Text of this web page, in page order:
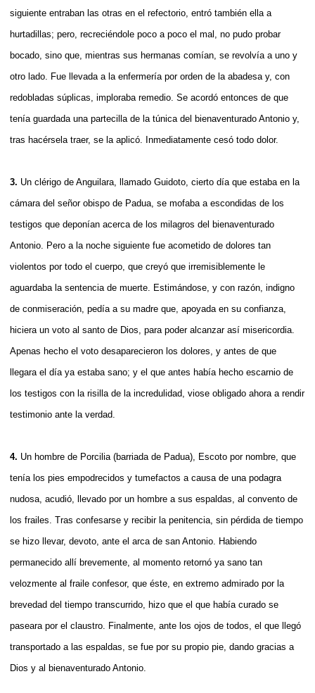
siguiente entraban las otras en el refectorio, entró también ella a
hurtadillas; pero, recreciéndole poco a poco el mal, no pudo probar
bocado, sino que, mientras sus hermanas comían, se revolvía a uno y
otro lado. Fue llevada a la enfermería por orden de la abadesa y, con
redobladas súplicas, imploraba remedio. Se acordó entonces de que
tenía guardada una partecilla de la túnica del bienaventurado Antonio y,
tras hacérsela traer, se la aplicó. Inmediatamente cesó todo dolor.
3. Un clérigo de Anguilara, llamado Guidoto, cierto día que estaba en la
cámara del señor obispo de Padua, se mofaba a escondidas de los
testigos que deponían acerca de los milagros del bienaventurado
Antonio. Pero a la noche siguiente fue acometido de dolores tan
violentos por todo el cuerpo, que creyó que irremisiblemente le
aguardaba la sentencia de muerte. Estimándose, y con razón, indigno
de conmiseración, pedía a su madre que, apoyada en su confianza,
hiciera un voto al santo de Dios, para poder alcanzar así misericordia.
Apenas hecho el voto desaparecieron los dolores, y antes de que
llegara el día ya estaba sano; y el que antes había hecho escarnio de
los testigos con la risilla de la incredulidad, viose obligado ahora a rendir
testimonio ante la verdad.
4. Un hombre de Porcilia (barriada de Padua), Escoto por nombre, que
tenía los pies empodrecidos y tumefactos a causa de una podagra
nudosa, acudió, llevado por un hombre a sus espaldas, al convento de
los frailes. Tras confesarse y recibir la penitencia, sin pérdida de tiempo
se hizo llevar, devoto, ante el arca de san Antonio. Habiendo
permanecido allí brevemente, al momento retornó ya sano tan
velozmente al fraile confesor, que éste, en extremo admirado por la
brevedad del tiempo transcurrido, hizo que el que había curado se
paseara por el claustro. Finalmente, ante los ojos de todos, el que llegó
transportado a las espaldas, se fue por su propio pie, dando gracias a
Dios y al bienaventurado Antonio.